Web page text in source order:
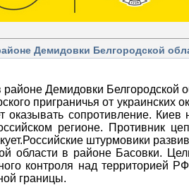
Демидовки Белгородской
приграничья от украинских
сопротивление. Киев
регионе. Противник
штурмовики
области в районе Басовки.
контроля над территорией
границы.